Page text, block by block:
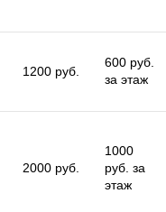
1200 руб.
600 руб.
за этаж
2000 руб.
1000
руб. за
этаж